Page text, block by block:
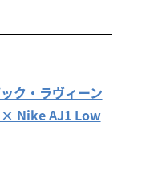
ク・ラヴィーン
Nike AJ1 Low